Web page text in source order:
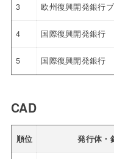
3 欧州復興開発銀行
4 国際復興開発銀行
5 国際復興開発銀行
CAD
順位 発行体・